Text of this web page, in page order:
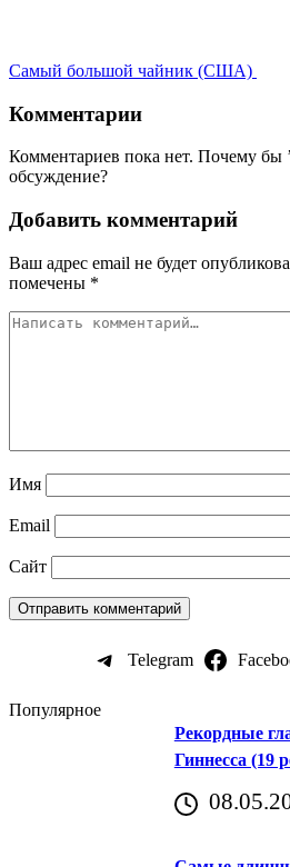
Самый большой чайник (США)
Комментарии
Комментариев пока нет. Почему бы
обсуждение?
Добавить комментарий
Ваш адрес email не будет
помечены *
Имя
Email
Сайт
Telegram
Популярное
Рекордные
Гиннесса (19